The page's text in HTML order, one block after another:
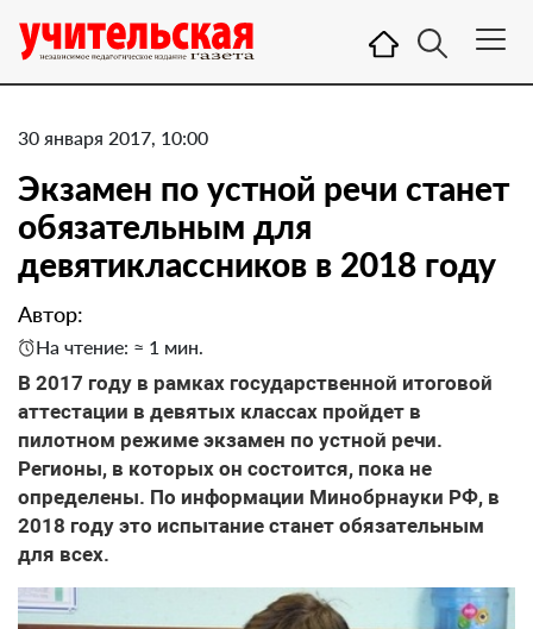
30 января 2017, 10:00
Экзамен по устной речи станет
обязательным для
девятиклассников в 2018 году
Автор:
На чтение: ≈ 1 мин.
В 2017 году в рамках государственной итоговой
аттестации в девятых классах пройдет в
пилотном режиме экзамен по устной речи.
Регионы, в которых он состоится, пока не
определены. По информации Минобрнауки РФ, в
2018 году это испытание станет обязательным
для всех.